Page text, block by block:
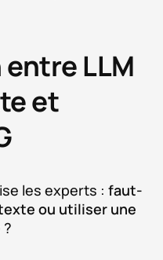
LLM
et
les experts : faut-
ou utiliser une
?